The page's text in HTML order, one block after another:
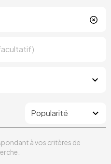
à vos critères de